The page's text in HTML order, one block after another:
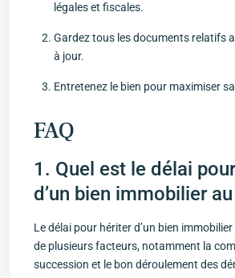
légales et fiscales.
Gardez tous les ⁤documents relatifs​
à jour.
Entretenez le bien pour maximiser
FAQ
1. ‌Quel est le délai
d’un bien immobilier
Le délai pour hériter d’un ​bien
de plusieurs facteurs, notamment la
succession et le bon déroulement‌ des